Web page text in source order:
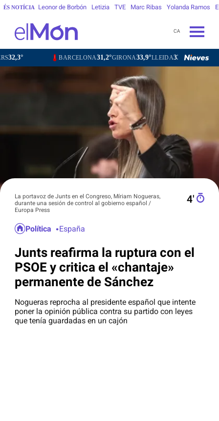
ÉS NOTÍCIA Leonor de Borbón Letizia TVE Marc Ribas Yolanda Ramos
CA
BARCELONA31,2°GIRONA33,9°LLEIDA33,2°TARRAGONA30,5°
La portavoz de Junts en el Congreso, Míriam Nogueras,
durante una sesión de control al gobierno español /
Europa Press
4′
Política España
Junts reafirma la ruptura con el
PSOE y critica el «chantaje»
permanente de Sánchez
Nogueras reprocha al presidente español que intente
poner la opinión pública contra su partido con leyes
que tenía guardadas en un cajón